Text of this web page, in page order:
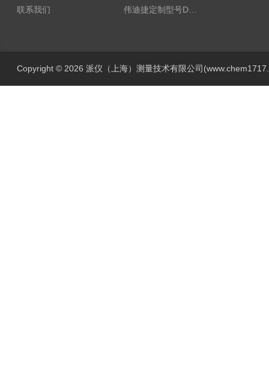
联系我们
伟迪捷定制型号DHM506-5000-002
Copyright © 2026 派仪（上海）测量技术有限公司